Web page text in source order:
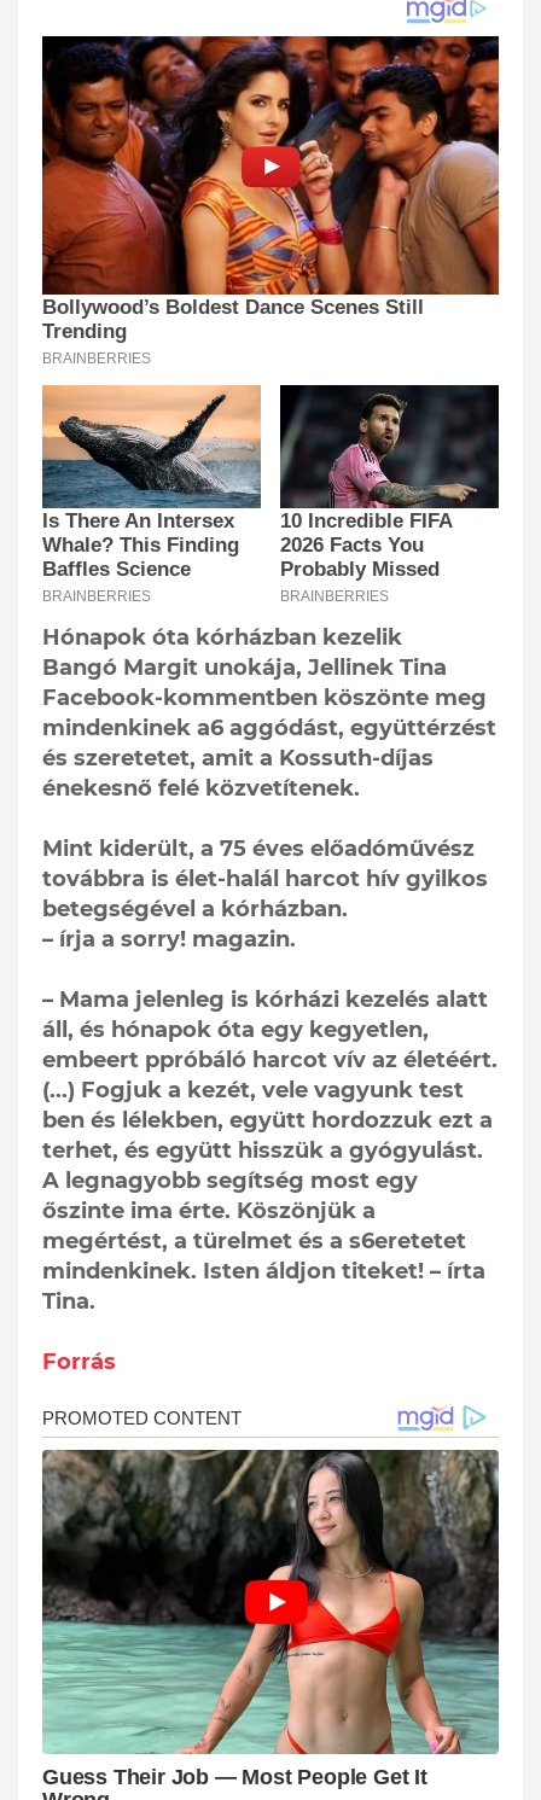
Hónapok óta kórházban kezelik
Bangó Margit unokája, Jellinek Tina
Facebook-kommentben köszönte meg
mindenkinek a6 aggódást, együttérzést
és szeretetet, amit a Kossuth-díjas
énekesnő felé közvetítenek.
Mint kiderült, a 75 éves előadóművész
továbbra is élet-halál harcot hív gyilkos
betegségével a kórházban.
– írja a sorry! magazin.
– Mama jelenleg is kórházi kezelés alatt
áll, és hónapok óta egy kegyetlen,
embeert ppróbáló harcot vív az életéért.
(...) Fogjuk a kezét, vele vagyunk test
ben és lélekben, együtt hordozzuk ezt a
terhet, és együtt hisszük a gyógyulást.
A legnagyobb segítség most egy
őszinte ima érte. Köszönjük a
megértést, a türelmet és a s6eretetet
mindenkinek. Isten áldjon titeket! – írta
Tina.
Forrás